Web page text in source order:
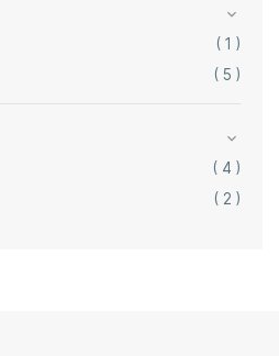
( 1 )
( 5 )
( 4 )
( 2 )